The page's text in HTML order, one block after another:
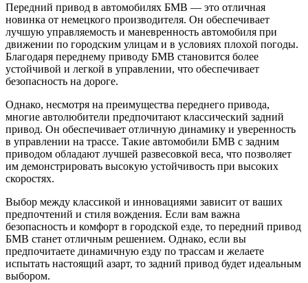
Передний привод в автомобилях БМВ — это отличная
новинка от немецкого производителя. Он обеспечивает
лучшую управляемость и маневренность автомобиля при
движении по городским улицам и в условиях плохой погоды.
Благодаря переднему приводу БМВ становится более
устойчивой и легкой в управлении, что обеспечивает
безопасность на дороге.
Однако, несмотря на преимущества переднего привода,
многие автолюбители предпочитают классический задний
привод. Он обеспечивает отличную динамику и уверенность
в управлении на трассе. Такие автомобили БМВ с задним
приводом обладают лучшей развесовкой веса, что позволяет
им демонстрировать высокую устойчивость при высоких
скоростях.
Выбор между классикой и инновациями зависит от ваших
предпочтений и стиля вождения. Если вам важна
безопасность и комфорт в городской езде, то передний привод
БМВ станет отличным решением. Однако, если вы
предпочитаете динамичную езду по трассам и желаете
испытать настоящий азарт, то задний привод будет идеальным
выбором.